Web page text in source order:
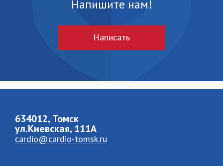
Напишите нам!
Написать
634012, Томск
ул.Киевская, 111A
cardio@cardio-tomsk.ru